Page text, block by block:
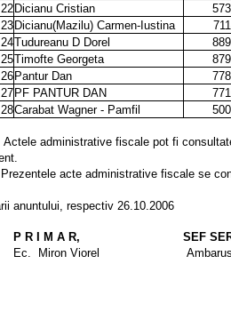
22 Dicianu Cristian
23 Dicianu(Mazilu) Carmen-Iustina
24Tudureanu D Dorel
25Timofte Georgeta
26 Pantur Dan
27 PF PANTUR DAN
28Carabat Wagner - Pamfil
Actele administrative fiscale pot fi
Prezentele acte administrative fiscale se
anuntului, respectiv 26.10.2006
P R I M A R, SEF
Ec.
Miron Viorel